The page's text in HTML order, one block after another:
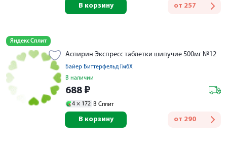
от 257
В корзину
Яндекс Сплит
Аспирин Экспресс таблетки шипучие 500мг №12
Байер Биттерфельд ГмбХ
В наличии
688 ₽
4 × 172 В Сплит
от 290
В корзину